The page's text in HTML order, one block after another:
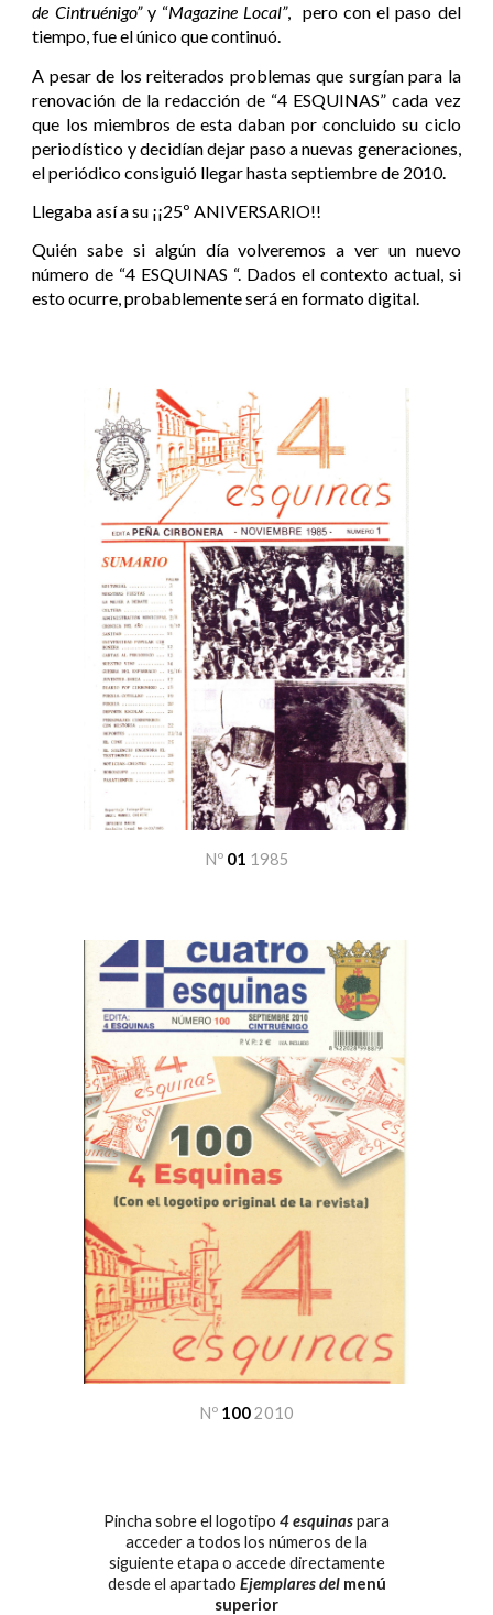
de Cintruénigo”y “Magazine Local”, pero con el paso del
tiempo, fue el único que continuó.
A pesar de los reiterados problemas que surgían para la
renovación de la redacción de “4 ESQUINAS” cada vez
que los miembros de esta daban por concluido su ciclo
periodístico y decidían dejar paso a nuevas generaciones,
el periódico consiguió llegar hasta septiembre de 2010.
Llegaba así a su ¡¡25º ANIVERSARIO!!
Quién sabe si algún día volveremos a ver un nuevo
número de “4 ESQUINAS “. Dados el contexto actual, si
esto ocurre, probablemente será en formato digital.
Nº 01 1985
Nº 1002010
Pincha sobre el logotipo 4 esquinaspara
acceder a todos los números de la
siguiente etapa o accede directamente
desde el apartado Ejemplaresdel menú
superior